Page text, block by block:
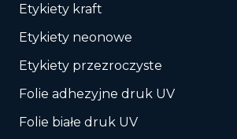
Etykiety kraft
Etykiety neonowe
Etykiety przezroczyste
Folie adhezyjne druk UV
Folie białe druk UV